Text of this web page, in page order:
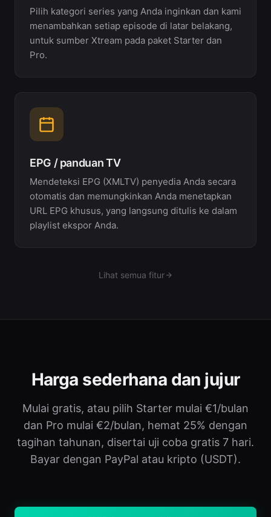
Pilih kategori series yang Anda inginkan dan kami
menambahkan setiap episode di latar belakang,
untuk sumber Xtream pada paket Starter dan
Pro.
EPG / panduan TV
Mendeteksi EPG (XMLTV) penyedia Anda secara
otomatis dan memungkinkan Anda menetapkan
URL EPG khusus, yang langsung ditulis ke dalam
playlist ekspor Anda.
Lihat semua fitur
Harga sederhana dan jujur
Mulai gratis, atau pilih Starter mulai €1/bulan
dan Pro mulai €2/bulan, hemat 25% dengan
tagihan tahunan, disertai uji coba gratis 7 hari.
Bayar dengan PayPal atau kripto (USDT).